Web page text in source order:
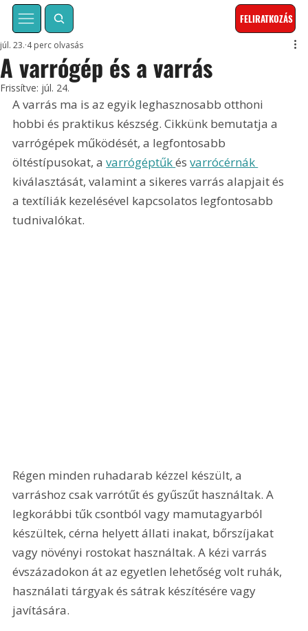
FELIRATKOZÁS
A varrógép és a varrás
júl. 23. 4 perc olvasás
Frissítve: júl. 24.
A varrás ma is az egyik leghasznosabb otthoni
hobbi és praktikus készség. Cikkünk bemutatja a
varrógépek működését, a legfontosabb
öltéstípusokat, a varrógéptűk és varrócérnák
kiválasztását, valamint a sikeres varrás alapjait és
a textíliák kezelésével kapcsolatos legfontosabb
tudnivalókat.
Régen minden ruhadarab kézzel készült, a
varráshoz csak varrótűt és gyűszűt használtak. A
legkorábbi tűk csontból vagy mamutagyarból
készültek, cérna helyett állati inakat, bőrszíjakat
vagy növényi rostokat használtak. A kézi varrás
évszázadokon át az egyetlen lehetőség volt ruhák,
használati tárgyak és sátrak készítésére vagy
javítására.